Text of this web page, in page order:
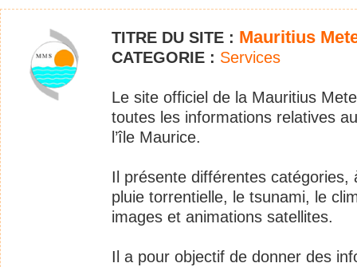
TITRE DU SITE : Mauritius
CATEGORIE : Services
Le site officiel de la Mauritius
toutes les informations relatives
l’île Maurice.
Il présente différentes
pluie torrentielle, le tsunami, le
images et animations satellites.
Il a pour objectif de donner des